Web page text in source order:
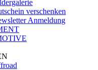
verschenken
Anmeldung